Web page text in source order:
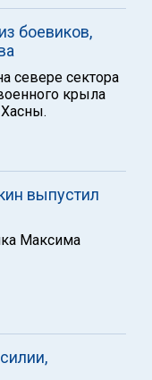
боевиков,
севере сектора
крыла
выпустил
Максима